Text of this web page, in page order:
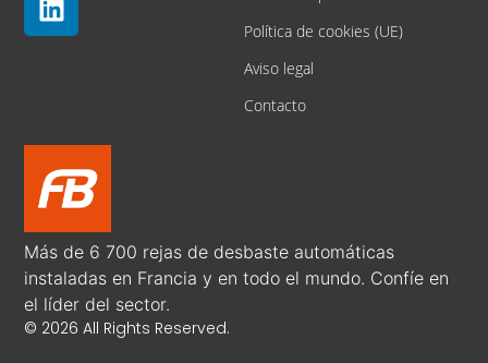
Más de 6 700 rejas de desbaste automáticas
instaladas en Francia y en todo el mundo. Confíe en
el líder del sector.
© 2026 All Rights Reserved.
Política de cookies (UE)
Aviso legal
Contacto